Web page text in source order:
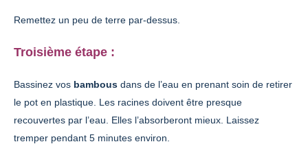
Remettez un peu de terre par-dessus.
Troisième étape :
Bassinez vos bambous dans de l’eau en prenant soin de retirer
le pot en plastique. Les racines doivent être presque
recouvertes par l’eau. Elles l’absorberont mieux. Laissez
tremper pendant 5 minutes environ.